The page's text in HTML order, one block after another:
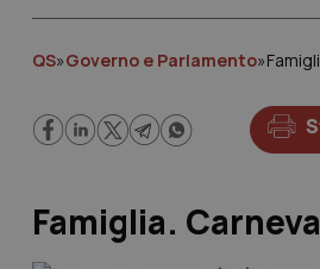
QS»Governo e Parlamento»
Famiglia.